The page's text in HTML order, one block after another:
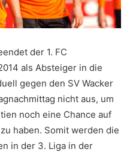
der 1. FC
als Absteiger in die
gegen den SV Wacker
nicht aus, um
noch eine Chance auf
haben. Somit werden die
in der 3. Liga in der